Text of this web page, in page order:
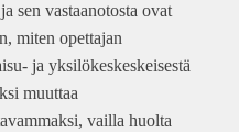
sen vastaanotosta ovat
miten opettajan
ja yksilökeskeskeisestä
muuttaa
vailla huolta